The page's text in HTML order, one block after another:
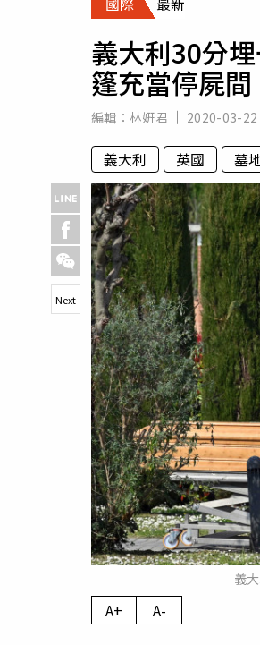
義大利30分
篷充當停屍間
編輯： 林姸君 2020-03-
義大利 英國 墓
義
Next
A+ A-